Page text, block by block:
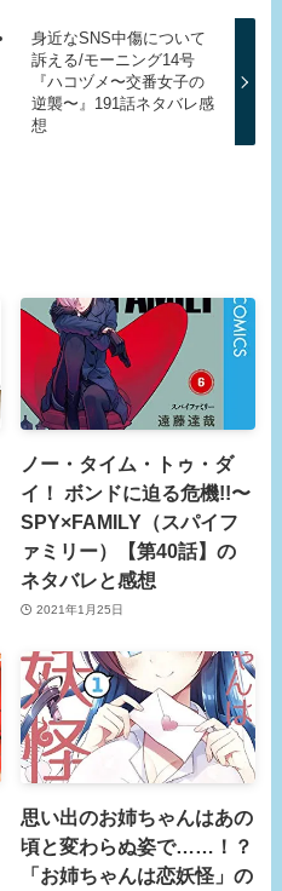
身近なSNS中傷について
訴える/モーニング14号
『ハコヅメ〜交番女子の
逆襲〜』191話ネタバレ感
想
ノー・タイム・トゥ・ダ
イ！ ボンドに迫る危機!!〜
SPY×FAMILY（スパイフ
ァミリー）【第40話】の
ネタバレと感想
2021年1月25日
思い出のお姉ちゃんはあの
頃と変わらぬ姿で……！？
「お姉ちゃんは恋妖怪」の